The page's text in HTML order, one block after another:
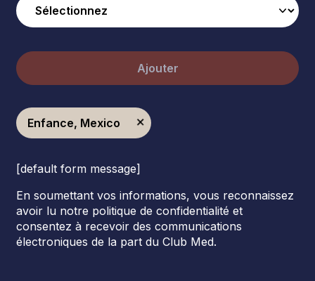
Ajouter
Enfance, Mexico
[default form message]
En soumettant vos informations, vous reconnaissez
avoir lu notre politique de confidentialité et
consentez à recevoir des communications
électroniques de la part du Club Med.